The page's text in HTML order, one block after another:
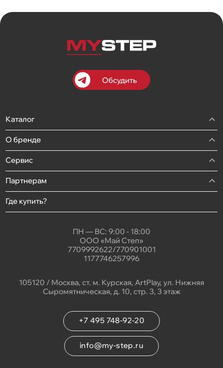
Обсудить
Каталог
О бренде
Сервис
Партнерам
Где купить?
ПН — ВС: 9:00 - 18:00
ООО «Май Степ»
7709992622/770901001
1177746257996
105120 / Москва, ст. м. Курская, ArtPlay, ул. Нижняя
Сыромятническая, д. 10, стр. 3, 3 этаж
+7 495 748-92-20
info@my-step.ru